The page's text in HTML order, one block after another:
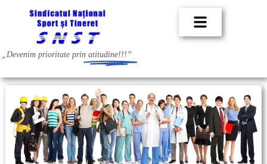
„Devenim prioritate prin atitudine!!!”